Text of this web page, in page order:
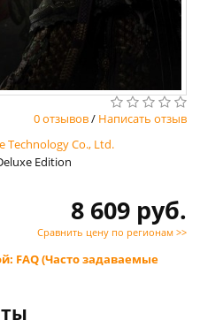
0 отзывов/ Написать отзыв
Technology Co., Ltd.
Edition
8 609 руб.
Сравнить цену по регионам >>
FAQ (Часто задаваемые